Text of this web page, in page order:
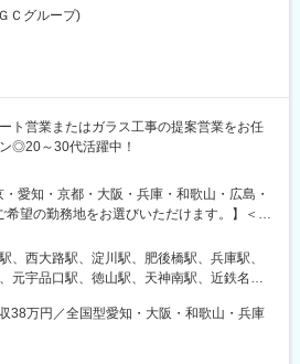
：
トレーナー10名程度、VMDリーダー3名、
のご経験・スキルによって変動致します。
基礎を研修
スタート
舗支援を担当
に昇格した先輩が活躍中！
で昇格チャンスあり
Ｃグループ)
ト営業またはガラス工事の提案営業をお任
◎20～30代活躍中！
・愛知・京都・大阪・兵庫・和歌山・広島・
希望の勤務地をお選びいただけます。】＜東
店・システムソリューション営業部・ビル
東区東上野4-24-11グローバル・ワン上野
知県名古屋市中村区名駅南1-24-8原ビルデ
福島区大開3-7-38＜大阪ビル支店＞大阪府
4-10新伏見町ビル6F＜神戸支店＞兵庫県神
、西大路駅、淀川駅、肥後橋駅、兵庫駅、
元宇品口駅、徳山駅、天神南駅、近鉄名古
江橋駅、海岸通駅、渡辺通駅
38万円／全国型愛知・大阪・和歌山・兵庫